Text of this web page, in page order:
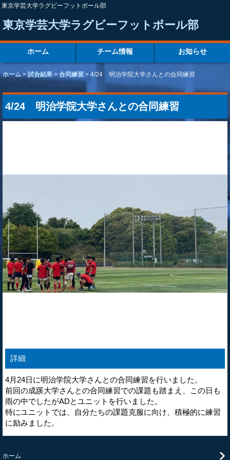
東京学芸大学ラグビーフットボール部
東京学芸大学ラグビーフットボール部
ホーム チーム情報 お知らせ
ホーム > 試合結果 > 合同練習 > 4/24 明治学院大学さんとの合同練習
4/24 明治学院大学さんとの合同練習
詳細
4月24日に明治学院大学さんとの合同練習を行いました。
前回の成蹊大学さんとの合同練習での課題も踏まえ、この日も
雨の中でしたがADとユニットを行いました。
特にユニットでは、自分たちの課題克服に向け、積極的に練習
に励みました。
ホーム